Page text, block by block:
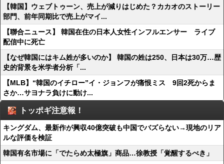
【韓国】ウェブトゥーン、売上が減りはじめた？カカオのストーリー
部門、前年同期比で売上がマイ...
【聯合ニュース】 韓国在住の日本人女性インフルエンサー ライブ
配信中に死亡
【なぜ韓国にはキム姓が多いのか】 韓国の姓は250、日本は30万…歴
史的背景を米学者分析「...
【MLB】“韓国のイチロー”イ・ジョンフが痛恨ミス 9回2死からま
さか…サヨナラ負けに動け...
トッポギ注意報！
キングダム、最新作が興収40億突破も中国でバズらない→現地のリア
ルな評価を検証
韓国有名市場に「でたらめ太極旗」商品…徐教授「覚醒するべき」